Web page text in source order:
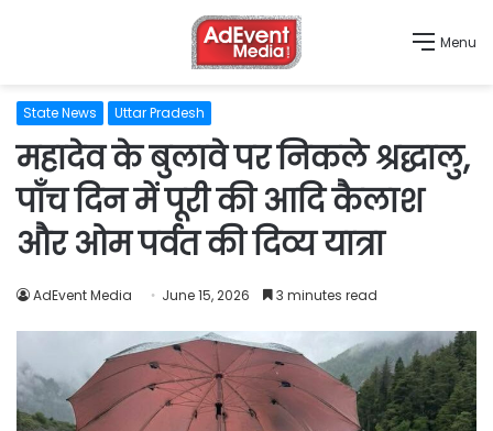
Menu
State News Uttar Pradesh
महादेव के बुलावे पर निकले श्रद्धालु,
पाँच दिन में पूरी की आदि कैलाश
और ओम पर्वत की दिव्य यात्रा
AdEvent Media June 15, 2026 3 minutes read